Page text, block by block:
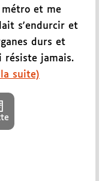
et me
s'endurcir et
durs et
résiste jamais.
suite)